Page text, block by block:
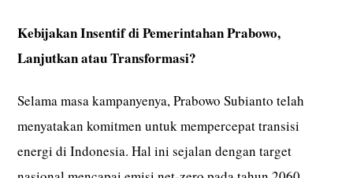
Kebijakan Insentif di Pemerintahan Prabowo,
Lanjutkan atau Transformasi?
Selama masa kampanyenya, Prabowo Subianto telah
menyatakan komitmen untuk mempercepat transisi
energi di Indonesia. Hal ini sejalan dengan target